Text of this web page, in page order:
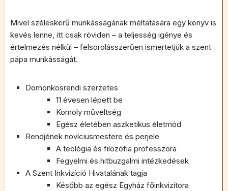
Mivel széleskörű munkásságának méltatására egy könyv is
kevés lenne, itt csak röviden – a teljesség igénye és
értelmezés nélkül – felsorolásszerűen ismertetjük a szent
pápa munkásságát.
Domonkosrendi szerzetes
11 évesen lépett be
Komoly műveltség
Egész életében aszketikus életmód
Rendjének novíciusmestere és perjele
A teológia és filozófia professzora
Fegyelmi és hitbuzgalmi intézkedések
A Szent Inkvizíció Hivatalának tagja
Később az egész Egyház főinkvizítora